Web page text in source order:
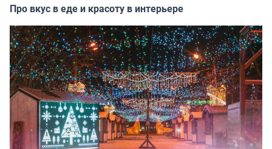
Про вкус в еде и красоту в интерьере